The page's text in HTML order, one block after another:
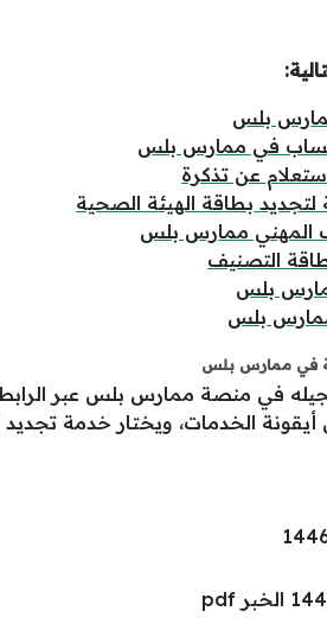
بلس
حساب في ممارس بلس
عن تذكرة
لتجديد بطاقة الهيئة الصحية
المهني ممارس بلس
التصنيف
بلس
بلس
في ممارس بلس
في منصة ممارس بلس عبر الرابط
أيقونة الخدمات، ويختار خدمة